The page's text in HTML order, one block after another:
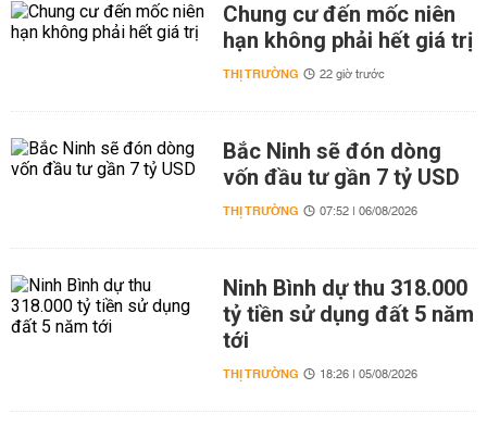
Chung cư đến mốc niên
hạn không phải hết giá trị
THỊ TRƯỜNG 22 giờ trước
Bắc Ninh sẽ đón dòng
vốn đầu tư gần 7 tỷ USD
THỊ TRƯỜNG 07:52 | 06/08/2026
Ninh Bình dự thu 318.000
tỷ tiền sử dụng đất 5 năm
tới
THỊ TRƯỜNG 18:26 | 05/08/2026